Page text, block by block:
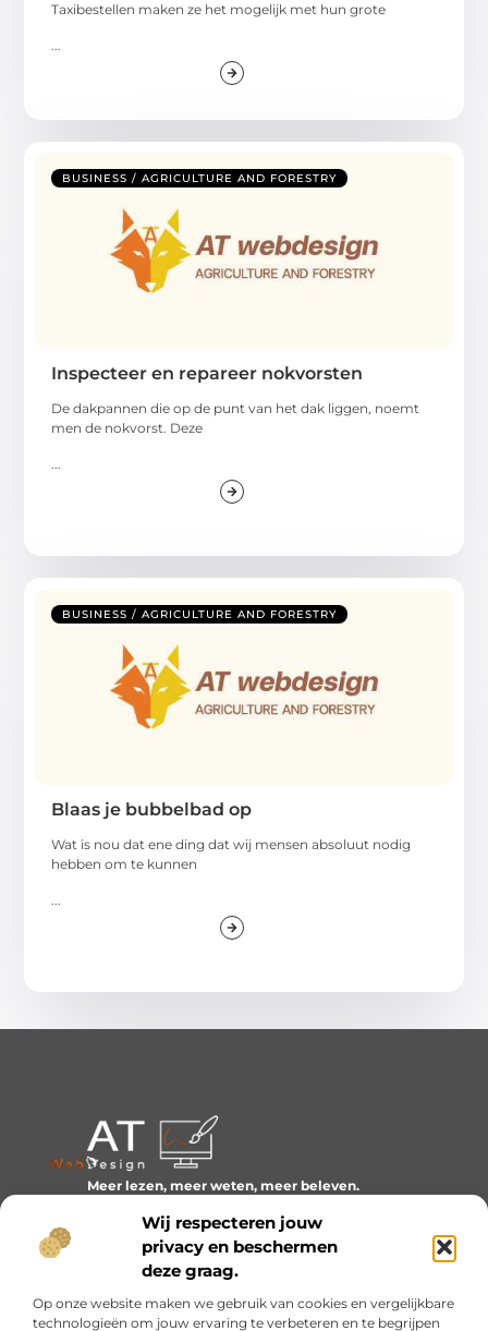
Wij respecteren jouw
privacy en beschermen
deze graag.
Op onze website maken we gebruik van cookies en vergelijkbare
technologieën om jouw ervaring te verbeteren en te begrijpen
Taxibestellen maken ze het mogelijk met hun grote
BUSINESS / AGRICULTURE AND FORESTRY
Inspecteer en repareer nokvorsten
De dakpannen die op de punt van het dak liggen, noemt
men de nokvorst. Deze
BUSINESS / AGRICULTURE AND FORESTRY
Blaas je bubbelbad op
Wat is nou dat ene ding dat wij mensen absoluut nodig
hebben om te kunnen
Meer lezen, meer weten, meer beleven.
het dagelijks leven boeiend maakt.
Bericht categorie